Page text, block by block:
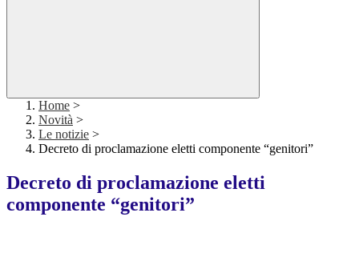
Home >
Novità >
Le notizie >
Decreto di proclamazione eletti componente “genitori”
Decreto di proclamazione eletti
componente “genitori”